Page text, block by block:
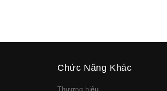
Chức Năng Khác
Thương hiệu